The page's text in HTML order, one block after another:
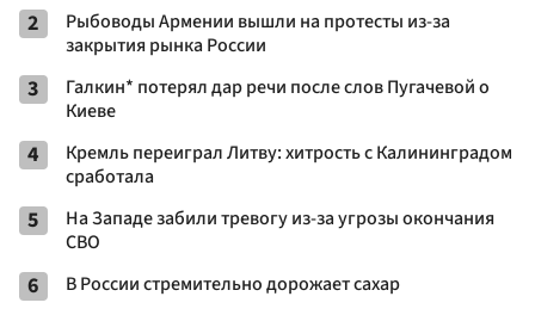
2
Рыбоводы Армении вышли на протесты из-за
закрытия рынка России
3
Галкин* потерял дар речи после слов Пугачевой о
Киеве
4
Кремль переиграл Литву: хитрость с Калининградом
сработала
5
На Западе забили тревогу из-за угрозы окончания
СВО
6 В России стремительно дорожает сахар